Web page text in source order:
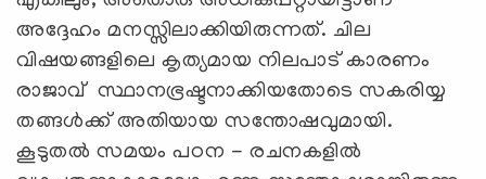
അദ്ദേഹം മനസ്സിലാക്കിയിരുന്നത്. ചില
വിഷയങ്ങളിലെ കൃത്യമായ നിലപാട് കാരണം
രാജാവ് സ്ഥാനഭ്രഷ്ടനാക്കിയതോടെ സകരിയ്യ
തങ്ങൾക്ക് അതിയായ സന്തോഷവുമായി.
കൂടുതൽ സമയം പഠന - രചനകളിൽ